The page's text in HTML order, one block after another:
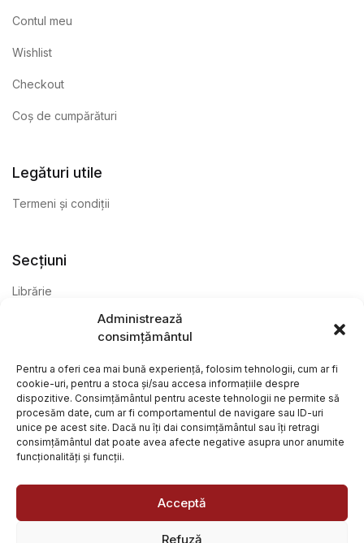
Administrează
consimțământul
Pentru a oferi cea mai bună experiență, folosim tehnologii, cum ar fi
cookie-uri, pentru a stoca și/sau accesa informațiile despre
dispozitive. Consimțământul pentru aceste tehnologii ne permite să
procesăm date, cum ar fi comportamentul de navigare sau ID-uri
unice pe acest site. Dacă nu îți dai consimțământul sau îți retragi
consimțământul dat poate avea afecte negative asupra unor anumite
funcționalități și funcții.
Acceptă
Refuză
Contul meu
Wishlist
Checkout
Coș de cumpărături
Legături utile
Termeni și condiții
Secțiuni
Librărie
@ Librăria Arcana. Toate drepturile rezervate. Site creat de